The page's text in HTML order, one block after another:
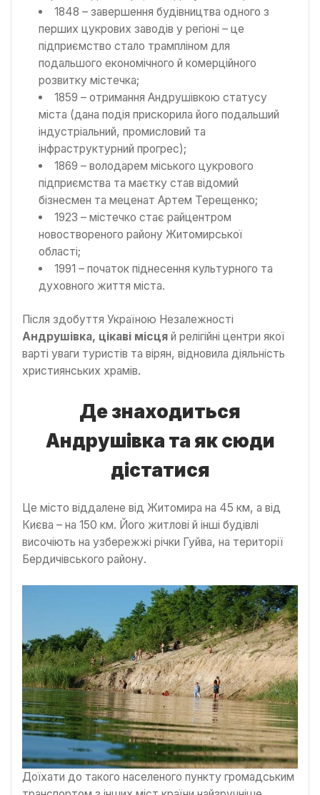
1848 – завершення будівництва одного з
перших цукрових заводів у регіоні – це
підприємство стало трампліном для
подальшого економічного й комерційного
розвитку містечка;
1859 – отримання Андрушівкою статусу
міста (дана подія прискорила його подальший
індустріальний, промисловий та
інфраструктурний прогрес);
1869 – володарем міського цукрового
підприємства та маєтку став відомий
бізнесмен та меценат Артем Терещенко;
1923 – містечко стає райцентром
новоствореного району Житомирської
області;
1991 – початок піднесення культурного та
духовного життя міста.
Після здобуття Україною Незалежності
Андрушівка, цікаві місця й релігійні центри якої
варті уваги туристів та вірян, відновила діяльність
християнських храмів.
Де знаходиться
Андрушівка та як сюди
дістатися
Це місто віддалене від Житомира на 45 км, а від
Києва – на 150 км. Його житлові й інші будівлі
височіють на узбережжі річки Гуйва, на території
Бердичівського району.
Доїхати до такого населеного пункту громадським